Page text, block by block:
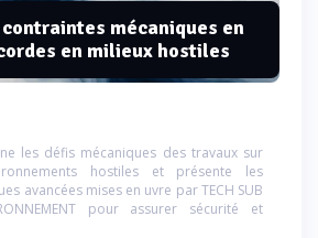
mécaniques en
en milieux hostiles
les défis mécaniques des travaux sur
hostiles et présente les
avancées mises en uvre par TECH SUB
pour assurer sécurité et